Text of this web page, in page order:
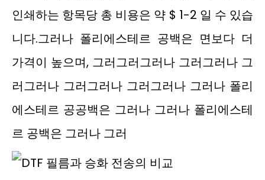
인쇄하는 항목당 총 비용은 약 $ 1-2 일 수 있습
니다.그러나 폴리에스테르 공백은 면보다 더
가격이 높으며, 그러그러그러나 그러그러나 그
러그러나 그러그러나 그러그러나 그러나 폴리
에스테르 공공백은 그러나 그러나 폴리에스테
르 공백은 그러나 그러